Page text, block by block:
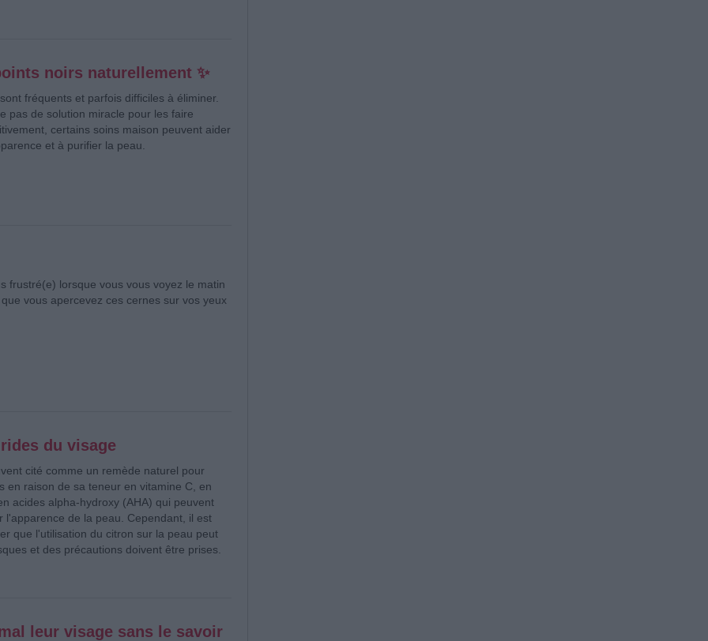
noirs naturellement ✨
fréquents et parfois difficiles à éliminer.
pas de solution miracle pour les faire
certains soins maison peuvent aider
et à purifier la peau.
frustré(e) lorsque vous vous voyez le matin
vous apercevez ces cernes sur vos yeux
du visage
cité comme un remède naturel pour
en raison de sa teneur en vitamine C, en
acides alpha-hydroxy (AHA) qui peuvent
l'apparence de la peau. Cependant, il est
que l'utilisation du citron sur la peau peut
et des précautions doivent être prises.
leur visage sans le savoir